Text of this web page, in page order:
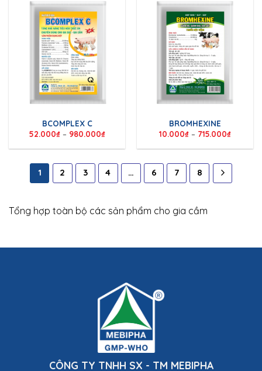
BCOMPLEX C
52.000₫– 980.000₫
BROMHEXINE
10.000₫ – 715.000₫
1 2 3 4 … 6 7 8
Tổng hợp toàn bộ các sản phẩm cho gia cầm
CÔNG TY TNHH SX - TM MEBIPHA